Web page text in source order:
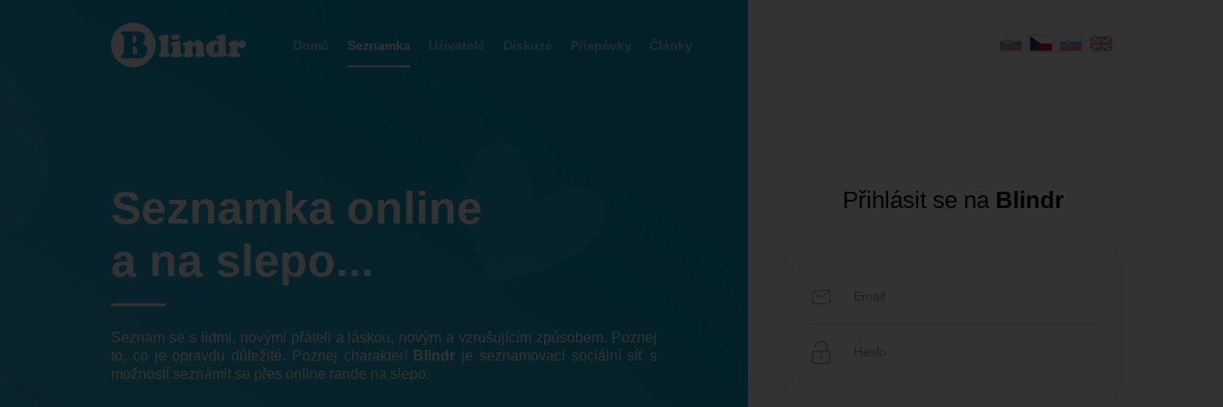
Luhačovice
Domů
Seznamka Uživatelé Diskuze Příspěvky Články
Seznamka online
a na slepo...
Seznam se s lidmi, novými přáteli a láskou, novým a vzrušujícím způsobem. Poznej
to, co je opravdu důležité. Poznej charakter! Blindr je seznamovací sociální síť s
možností seznámit se přes online rande na slepo.
Přihlásit se na Blindr